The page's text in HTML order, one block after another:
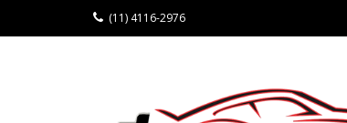
(11) 4116-2976